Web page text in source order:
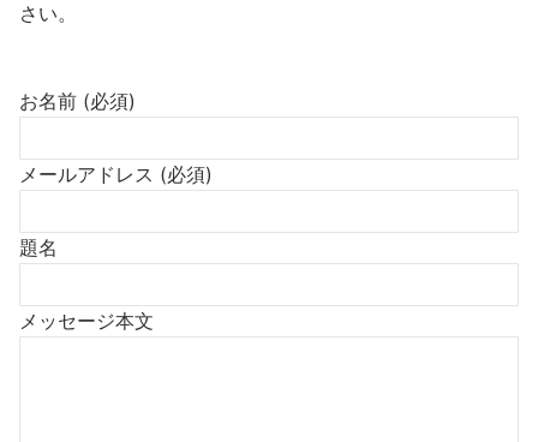
さい。
お名前 (必須)
メールアドレス (必須)
題名
メッセージ本文